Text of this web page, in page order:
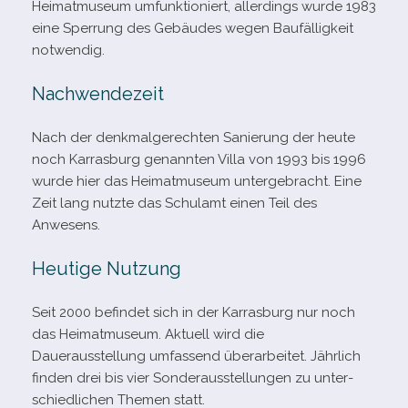
Heimatmuseum umfunk­tio­niert, aller­dings wurde 1983
eine Sperrung des Gebäudes wegen Baufälligkeit
notwendig.
Nachwendezeit
Nach der denk­mal­ge­rech­ten Sanierung der heute
noch Karrasburg genann­ten Villa von 1993 bis 1996
wurde hier das Heimatmuseum unter­ge­bracht. Eine
Zeit lang nutzte das Schulamt einen Teil des
Anwesens.
Heutige Nutzung
Seit 2000 befin­det sich in der Karrasburg nur noch
das Heimatmuseum. Aktuell wird die
Dauerausstellung umfas­send über­ar­bei­tet. Jährlich
fin­den drei bis vier Sonderausstellungen zu unter­
schied­li­chen Themen statt.